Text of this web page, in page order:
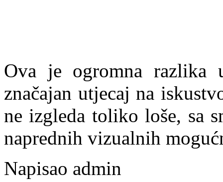
Ova je ogromna razlika
značajan utjecaj na
ne izgleda toliko loše, sa
naprednih vizualnih
Napisao admin